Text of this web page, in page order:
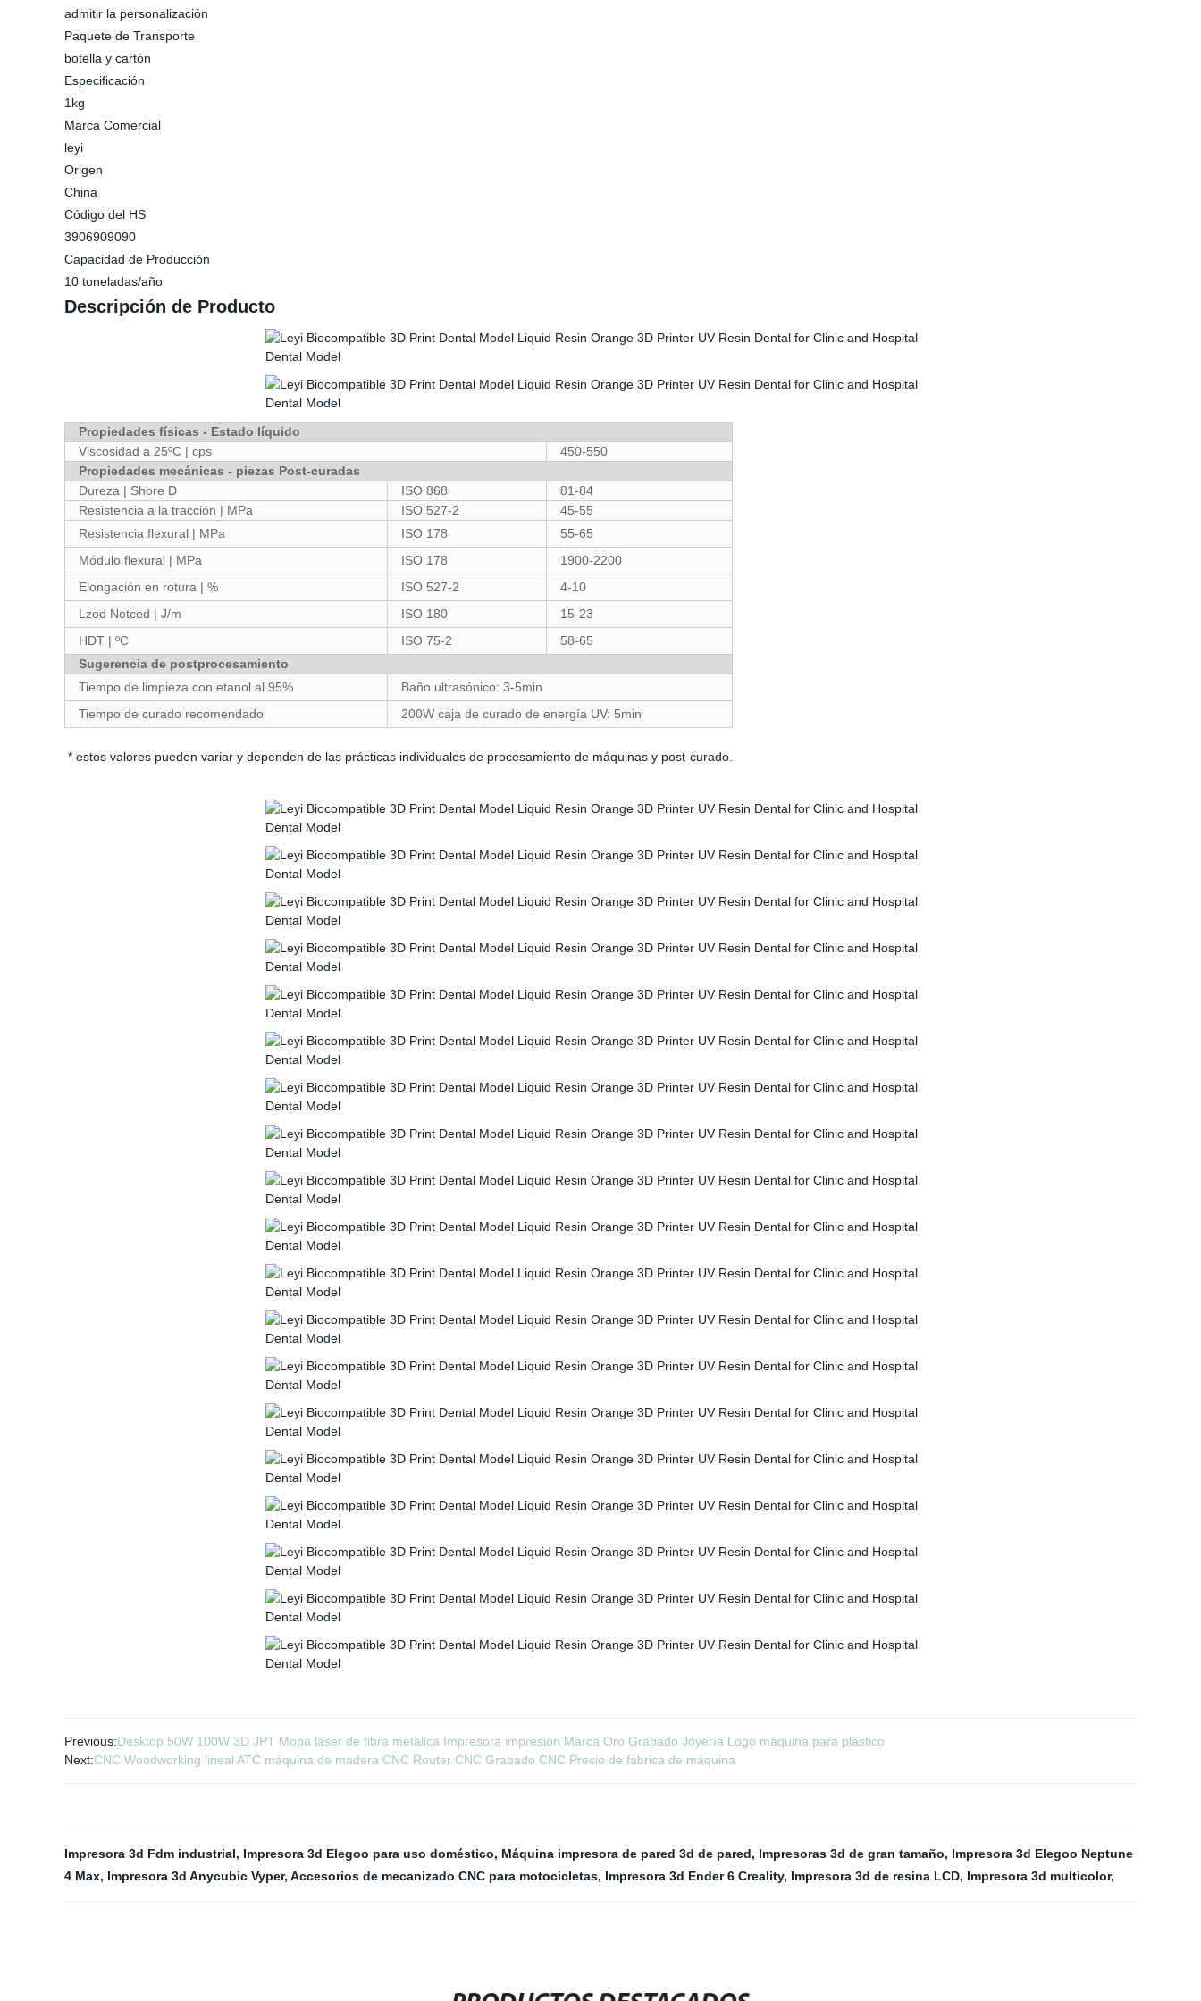
admitir la personalización
Paquete de Transporte
botella y cartón
Especificación
1kg
Marca Comercial
leyi
Origen
China
Código del HS
3906909090
Capacidad de Producción
10 toneladas/año
Descripción de Producto
Propiedades físicas - Estado líquido
Viscosidad a 25ºC | cps
450-550
Propiedades mecánicas - piezas Post-curadas
Dureza | Shore D
ISO 868
81-84
Resistencia a la tracción | MPa
ISO 527-2
45-55
Resistencia flexural | MPa
ISO 178
55-65
Módulo flexural | MPa
ISO 178
1900-2200
Elongación en rotura | %
ISO 527-2
4-10
Lzod Notced | J/m
ISO 180
15-23
HDT | ºC
ISO 75-2
58-65
Sugerencia de postprocesamiento
Tiempo de limpieza con etanol al 95%
Baño ultrasónico: 3-5min
Tiempo de curado recomendado
200W caja de curado de energía UV: 5min
* estos valores pueden variar y dependen de las prácticas individuales de procesamiento de máquinas y post-curado.
Previous:Desktop 50W 100W 3D JPT Mopa láser de fibra metálica Impresora impresión Marca Oro Grabado Joyería Logo máquina para plástico
Next:CNC Woodworking lineal ATC máquina de madera CNC Router CNC Grabado CNC Precio de fábrica de máquina
Impresora 3d Fdm industrial, Impresora 3d Elegoo para uso doméstico, Máquina impresora de pared 3d de pared, Impresoras 3d de gran tamaño, Impresora 3d Elegoo Neptune
4 Max, Impresora 3d Anycubic Vyper, Accesorios de mecanizado CNC para motocicletas, Impresora 3d Ender 6 Creality, Impresora 3d de resina LCD, Impresora 3d multicolor,